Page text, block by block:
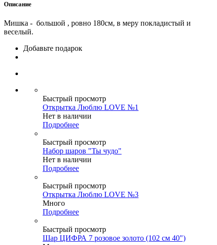
Описание
Мишка - большой , ровно 180см, в меру покладистый и
веселый.
Добавьте подарок
Быстрый просмотр
Открытка Люблю LOVE №1
Нет в наличии
Подробнее
Быстрый просмотр
Набор шаров "Ты чудо"
Нет в наличии
Подробнее
Быстрый просмотр
Открытка Люблю LOVE №3
Много
Подробнее
Быстрый просмотр
Шар ЦИФРА 7 розовое золото (102 см 40")